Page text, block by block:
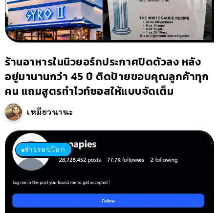
ร้านอาหารในนิวยอร์กประกาศปิดตัวลง หลัง
อยู่มานานกว่า 45 ปี ติดป้ายขอบคุณลูกค้าทุก
คน แถมสูตรทำไวท์ซอสให้แบบจัดเต็ม
เหมียวนานะ
ข่าวรอบโลก